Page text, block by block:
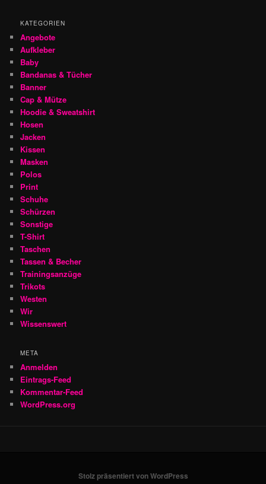
KATEGORIEN
Angebote
Aufkleber
Baby
Bandanas & Tücher
Banner
Cap & Mütze
Hoodie & Sweatshirt
Hosen
Jacken
Kissen
Masken
Polos
Print
Schuhe
Schürzen
Sonstige
T-Shirt
Taschen
Tassen & Becher
Trainingsanzüge
Trikots
Westen
Wir
Wissenswert
META
Anmelden
Eintrags-Feed
Kommentar-Feed
WordPress.org
Stolz präsentiert von WordPress